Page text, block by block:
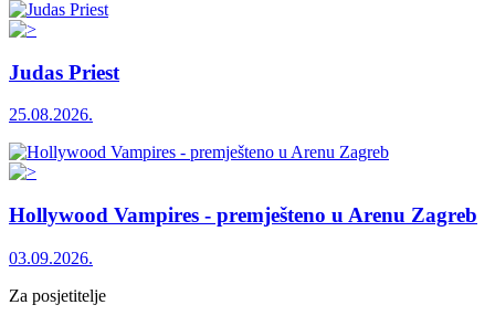
Judas Priest
25.08.2026.
Hollywood Vampires - premješteno u Arenu Zagreb
03.09.2026.
Za posjetitelje